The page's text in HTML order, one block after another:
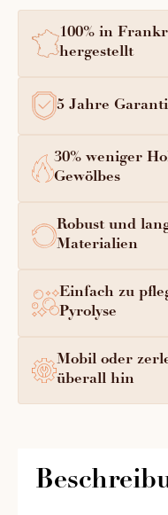
100% in
hergestellt
5 Jahre
30% weniger
Gewölbes
Robust und
Materialien
Einfach zu
Pyrolyse
Mobil oder
überall hin